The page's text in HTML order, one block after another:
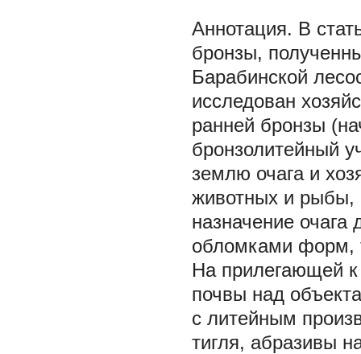
В
бронзы,
Барабинской
исследован
ранней бронзы
бронзолитейный
землю очага и
животных и рыбы,
назначение очага
обломками форм,
На прилегающей к
почвы над
с литейным
тигля, абразивы